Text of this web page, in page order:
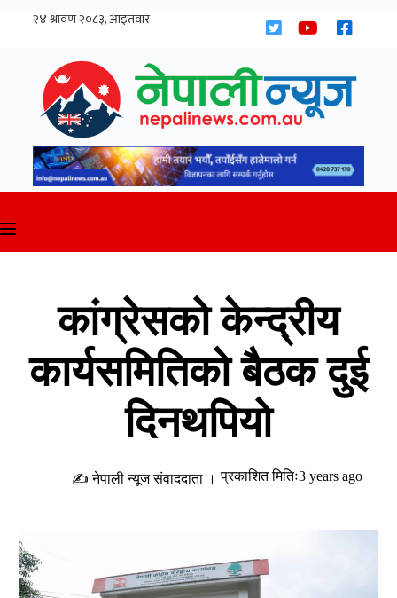
कांग्रेसको केन्द्रीय
कार्यसमितिको बैठक दुई
दिनथपियो
✍ नेपाली न्यूज संवाददाता । प्रकाशित मितिः3 years ago